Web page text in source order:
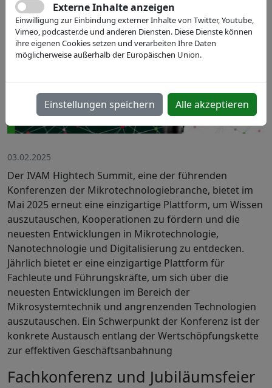
03.02.2025
Der IVAM Hightech Summit, eine der führenden
Konferenzen der Mikrotechnologiebranche, bietet im
Mai 2025 erneut eine einzigartige Plattform, um Wissen
auszutauschen, Kooperationen zu fördern und die
neuesten Entwicklungen in Mikrotechnologie,
Nanotechnologie und Digitalisierung zu entdecken.
Jährlich bietet er eine einzigartige Plattform für
Fachleute und Führungskräfte, um sich über die
neuesten Entwicklungen im Bereich der
Mikrosystemtechnik und angrenzenden Technologien
auszutauschen. Ein Schwerpunkt der Konferenz ist der
konkrete Austausch entlang der Wertschöpfungskette
zur effektiven Geschäftsanbahnung
Fachkonferenz und Jubiläumsfeier
Externe Inhalte anzeigen
Einwilligung zur Einbindung externer Inhalte von Twitter, Youtube,
Vimeo, podcaster.de und anderen Diensten. Diese Dienste können
ihre eigenen Cookies setzen und verarbeiten Ihre Daten
möglicherweise außerhalb der Europäischen Union.
Einstellungen speichern Alle akzeptieren